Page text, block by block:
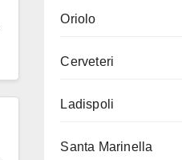
Oriolo
Cerveteri
Ladispoli
Santa Marinella